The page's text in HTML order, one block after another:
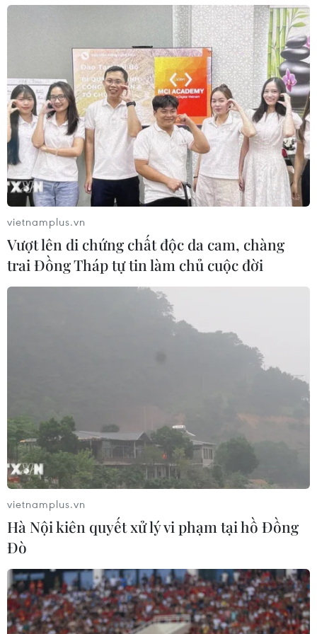
Cần Thơ thu hồi về ngân sách gần 30 tỷ đồng
qua thanh tra
Phòng, chống tham nhũng với phương châm
"nói ít, làm nhiều, làm đến cùng"
Cần Thơ: Siết trách nhiệm cá nhân, tập thể để
trụ sở, nhà đất dôi dư tồn đọng
Nâng cao kết quả thu hồi tài sản trong các
vụ án tham nhũng, kinh tế
Các cơ quan hành chính nhà nước đã thi hành xong
582/1.375 bản án (tăng 153 bản án so với năm 2022),
đang tiếp tục thi hành 776 bản án, chủ yếu là các bản
vietnamplus.vn
Vượt lên di chứng chất độc da cam, chàng
trai Đồng Tháp tự tin làm chủ cuộc đời
vietnamplus.vn
Hà Nội kiên quyết xử lý vi phạm tại hồ Đồng
Đò